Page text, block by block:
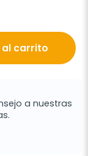
al carrito
a nuestras